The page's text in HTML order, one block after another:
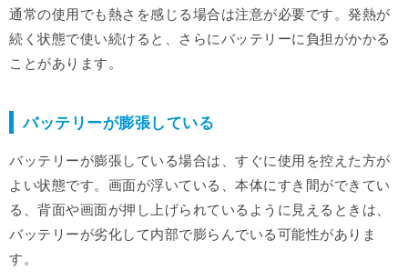
通常の使用でも熱さを感じる場合は注意が必要です。発熱が
続く状態で使い続けると、さらにバッテリーに負担がかかる
ことがあります。
バッテリーが膨張している
バッテリーが膨張している場合は、すぐに使用を控えた方が
よい状態です。画面が浮いている、本体にすき間ができてい
る、背面や画面が押し上げられているように見えるときは、
バッテリーが劣化して内部で膨らんでいる可能性がありま
す。